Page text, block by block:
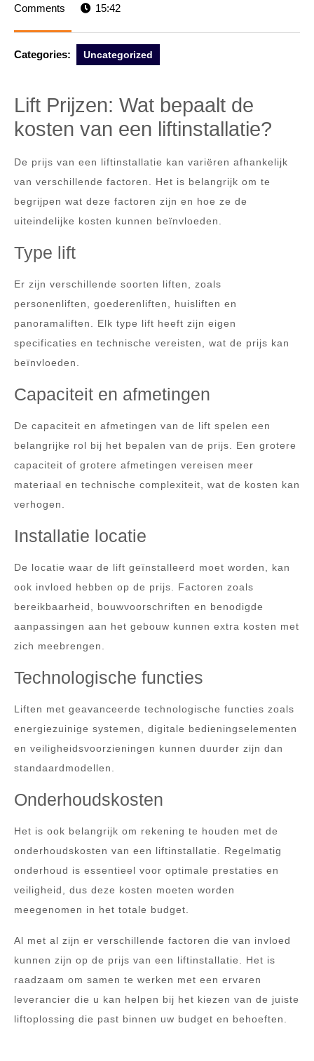
augustus
Comments
15:42
Categories: Uncategorized
Lift Prijzen: Wat bepaalt de
kosten van een liftinstallatie?
De prijs van een liftinstallatie kan variëren afhankelijk
van verschillende factoren. Het is belangrijk om te
begrijpen wat deze factoren zijn en hoe ze de
uiteindelijke kosten kunnen beïnvloeden.
Type lift
Er zijn verschillende soorten liften, zoals
personenliften, goederenliften, huisliften en
panoramaliften. Elk type lift heeft zijn eigen
specificaties en technische vereisten, wat de prijs kan
beïnvloeden.
Capaciteit en afmetingen
De capaciteit en afmetingen van de lift spelen een
belangrijke rol bij het bepalen van de prijs. Een grotere
capaciteit of grotere afmetingen vereisen meer
materiaal en technische complexiteit, wat de kosten kan
verhogen.
Installatie locatie
De locatie waar de lift geïnstalleerd moet worden, kan
ook invloed hebben op de prijs. Factoren zoals
bereikbaarheid, bouwvoorschriften en benodigde
aanpassingen aan het gebouw kunnen extra kosten met
zich meebrengen.
Technologische functies
Liften met geavanceerde technologische functies zoals
energiezuinige systemen, digitale bedieningselementen
en veiligheidsvoorzieningen kunnen duurder zijn dan
standaardmodellen.
Onderhoudskosten
Het is ook belangrijk om rekening te houden met de
onderhoudskosten van een liftinstallatie. Regelmatig
onderhoud is essentieel voor optimale prestaties en
veiligheid, dus deze kosten moeten worden
meegenomen in het totale budget.
Al met al zijn er verschillende factoren die van invloed
kunnen zijn op de prijs van een liftinstallatie. Het is
raadzaam om samen te werken met een ervaren
leverancier die u kan helpen bij het kiezen van de juiste
liftoplossing die past binnen uw budget en behoeften.